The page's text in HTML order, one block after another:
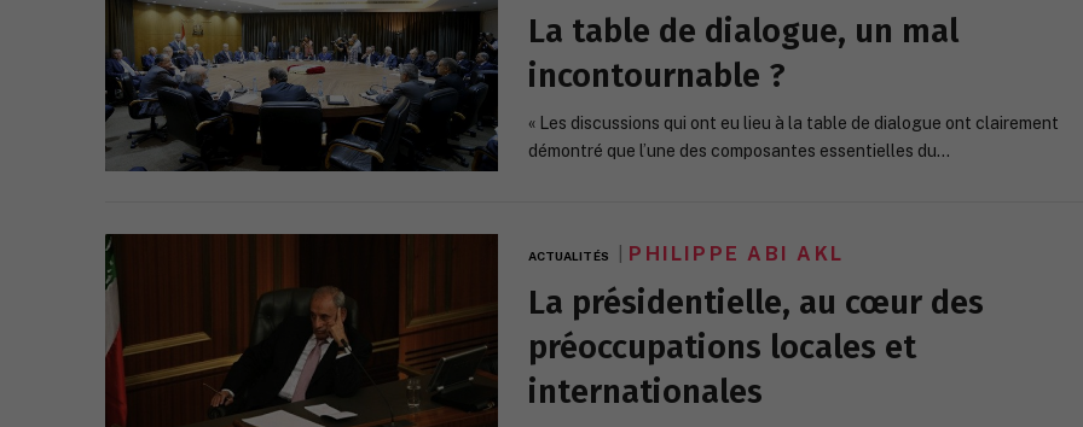
La table de dialogue, un mal
incontournable ?
« Les discussions qui ont eu lieu à la table de dialogue ont clairement
démontré que l’une des composantes essentielles du…
ACTUALITÉS PHILIPPE ABI AKL
La présidentielle, au cœur des
préoccupations locales et
internationales